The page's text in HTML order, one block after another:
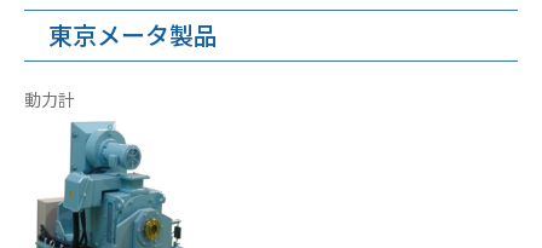
東京メータ製品
動力計